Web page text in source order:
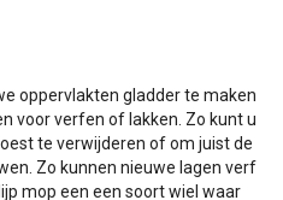
oppervlakten gladder te maken
voor verfen of lakken. Zo kunt u
te verwijderen of om juist de
Zo kunnen nieuwe lagen verf
mop een een soort wiel waar